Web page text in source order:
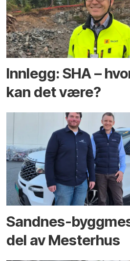
Innlegg: SHA –
kan det være?
Sandnes-
del av Mesterhus